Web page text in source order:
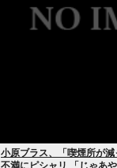
小原ブラス、「喫煙所が
不満にピシャリ 「じゃあ